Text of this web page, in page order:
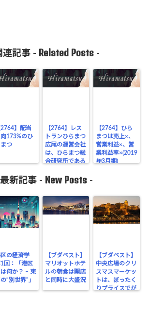
記事 - Related Posts-
2764】配当
173%のひ
まつ
【2764】レス
トランひらまつ
広尾の運営会社
は、ひらまつ総
合研究所である
【2764】ひら
まつは売上×、
営業利益×、営
業利益率×(2019
年3月期)
最新記事 - New Posts -
の経済学
回：「港区
は何か？ – 東
“別世界”」
【ブダペスト】
マリオットホテ
ルの朝食は開店
と同時に大盛況
【ブダペスト】
中央広場のクリ
スマスマーケッ
トは、ぼったく
りプライスでが